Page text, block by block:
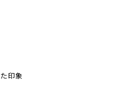
印象